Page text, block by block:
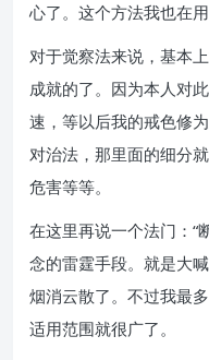
心了。这个方法我也在用
对于觉察法来说，基本
成就的了。因为本人对
速，等以后我的戒色修
对治法，那里面的细分
危害等等。
在这里再说一个法门：“
念的雷霆手段。就是大
烟消云散了。不过我最
适用范围就很广了。